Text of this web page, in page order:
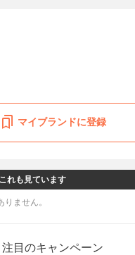
マイブランドに登録
れも見ています
ません。
注目のキャンペーン